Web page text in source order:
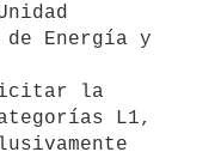
de Energía y
L1,